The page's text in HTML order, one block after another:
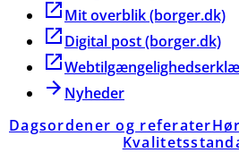
Mit overblik (borger.dk)
Digital post (borger.dk)
Nyheder
Dagsordener og referater